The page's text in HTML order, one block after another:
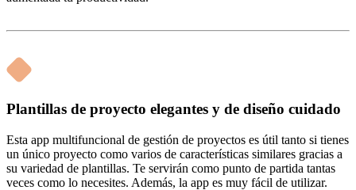
Plantillas de proyecto elegantes y de diseño cuidado
Esta app multifuncional de gestión de proyectos es útil tanto si tienes
un único proyecto como varios de características similares gracias a
su variedad de plantillas. Te servirán como punto de partida tantas
veces como lo necesites. Además, la app es muy fácil de utilizar.